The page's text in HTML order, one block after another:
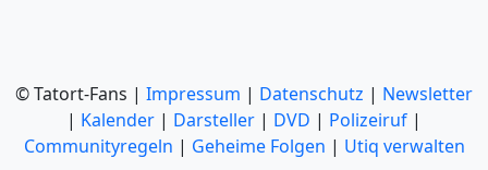
© Tatort-Fans | Impressum | Datenschutz | Newsletter
| Kalender | Darsteller | DVD | Polizeiruf |
Communityregeln | Geheime Folgen | Utiq verwalten